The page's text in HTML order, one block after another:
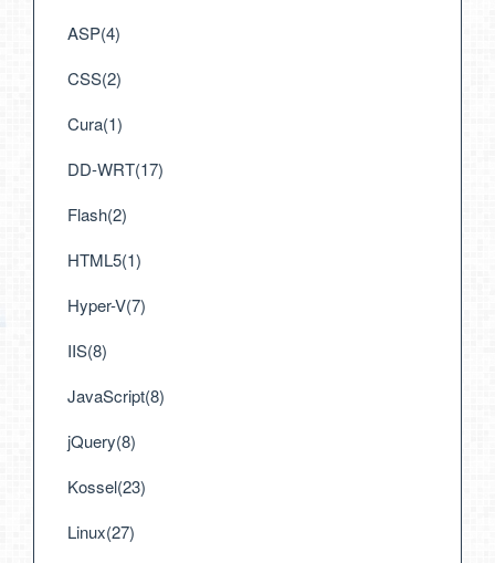
ASP(4)
CSS(2)
Cura(1)
DD-WRT(17)
Flash(2)
HTML5(1)
Hyper-V(7)
IIS(8)
JavaScript(8)
jQuery(8)
Kossel(23)
Linux(27)